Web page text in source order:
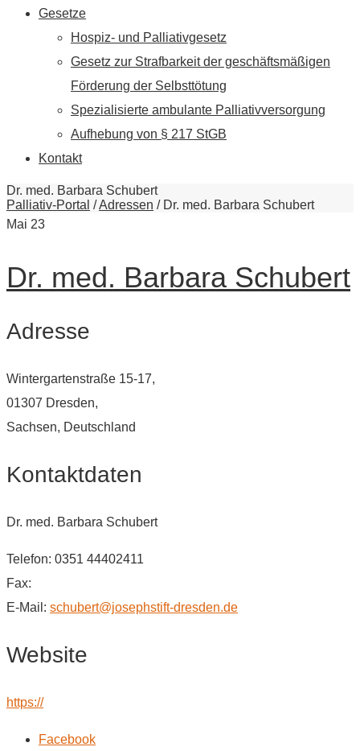
Gesetze
Hospiz- und Palliativgesetz
Gesetz zur Strafbarkeit der geschäftsmäßigen
Förderung der Selbsttötung
Spezialisierte ambulante Palliativversorgung
Aufhebung von § 217 StGB
Kontakt
Dr. med. Barbara Schubert
Palliativ-Portal /Adressen / Dr. med. Barbara Schubert
Mai 23
Dr. med. Barbara Schubert
Adresse
Wintergartenstraße 15-17,
01307 Dresden,
Sachsen, Deutschland
Kontaktdaten
Dr. med. Barbara Schubert
Telefon: 0351 44402411
Fax:
E-Mail: schubert@josephstift-dresden.de
Website
https://
Facebook